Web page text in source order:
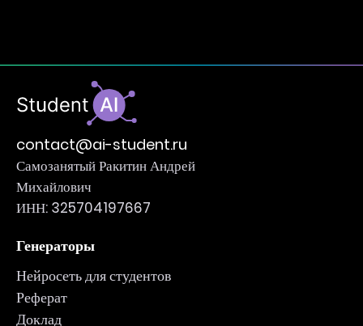
contact@ai-student.ru
Самозанятый Ракитин Андрей
Михайлович
ИНН: 325704197667
Генераторы
Нейросеть для студентов
Реферат
Доклад